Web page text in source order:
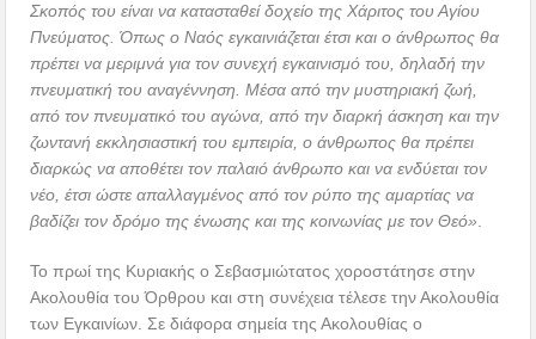
Σκοπός του είναι να κατασταθεί δοχείο της Χάριτος του Αγίου
Πνεύματος. Όπως ο Ναός εγκαινιάζεται έτσι και ο άνθρωπος θα
πρέπει να μεριμνά για τον συνεχή εγκαινισμό του, δηλαδή την
πνευματική του αναγέννηση. Μέσα από την μυστηριακή ζωή,
από τον πνευματικό του αγώνα, από την διαρκή άσκηση και την
ζωντανή εκκλησιαστική του εμπειρία, ο άνθρωπος θα πρέπει
διαρκώς να αποθέτει τον παλαιό άνθρωπο και να ενδύεται τον
νέο, έτσι ώστε απαλλαγμένος από τον ρύπο της αμαρτίας να
βαδίζει τον δρόμο της ένωσης και της κοινωνίας με τον Θεό»
Το πρωί της Κυριακής ο Σεβασμιώτατος χοροστάτησε στην
Ακολουθία του Όρθρου και στη συνέχεια τέλεσε την Ακολουθία
των Εγκαινίων. Σε διάφορα σημεία της Ακολουθίας ο